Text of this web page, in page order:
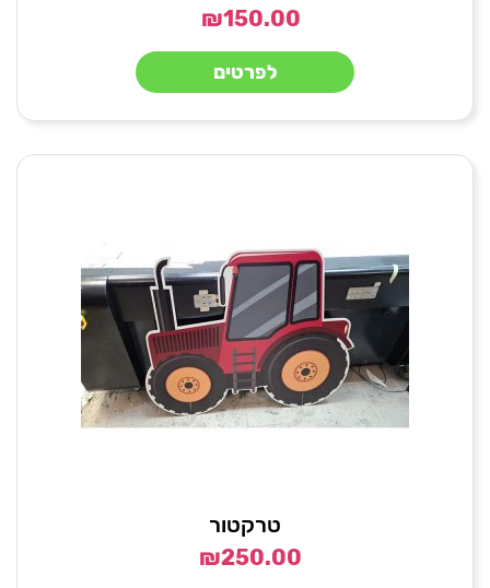
₪150.00
לפרטים
טרקטור
₪250.00